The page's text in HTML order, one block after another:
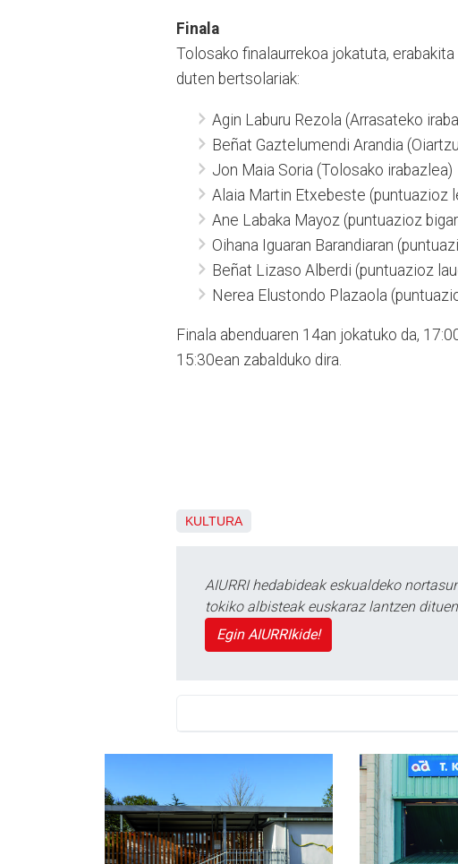
Finala
Tolosako finalaurrekoa jokatuta,
duten bertsolariak:
Agin Laburu Rezola (Arrasateko
Beñat Gaztelumendi Arandia
Jon Maia Soria (Tolosako irabazlea)
Alaia Martin Etxebeste (puntuazioz
Ane Labaka Mayoz (puntuazioz
Oihana Iguaran Barandiaran
Beñat Lizaso Alberdi (puntuazioz
Nerea Elustondo Plazaola
Finala abenduaren 14an jokatuko da,
15:30ean zabalduko dira.
KULTURA
AIURRI hedabideak eskualdeko
tokiko albisteak euskaraz lantzen
Egin AIURRIkide!